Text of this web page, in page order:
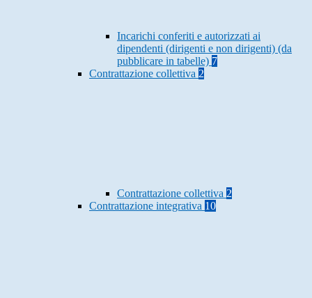
Incarichi conferiti e autorizzati ai
dipendenti (dirigenti e non dirigenti) (da
pubblicare in tabelle) 7
Contrattazione collettiva 2
Contrattazione collettiva 2
Contrattazione integrativa 10